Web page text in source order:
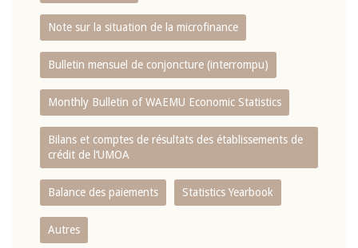
Note sur la situation de la microfinance
Bulletin mensuel de conjoncture (interrompu)
Monthly Bulletin of WAEMU Economic Statistics
Bilans et comptes de résultats des établissements de
crédit de l‘UMOA
Balance des paiements Statistics Yearbook
Autres